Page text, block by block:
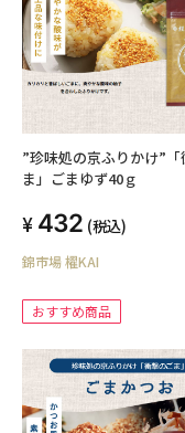
”珍味処の京ふりかけ”
ま」ごまゆず40ｇ
432 (税込)
錦市場 櫂KAI
おすすめ商品